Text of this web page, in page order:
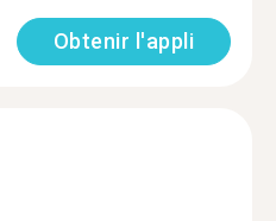
Obtenir l'appli